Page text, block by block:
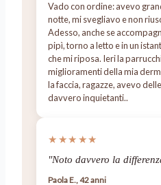
Vado con ordine: avevo
notte, mi svegliavo e non
Adesso, anche se
pipì, torno a letto e in un
che mi riposa. Ieri la
miglioramenti della mia
la faccia, ragazze, avevo
davvero inquietanti..
★★★★★
"Noto davvero la
Paola E., 42 anni